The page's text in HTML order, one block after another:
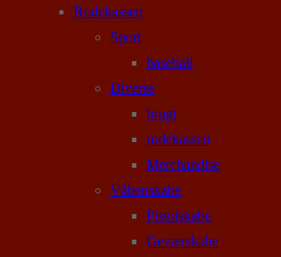
Rodekassen
Sport
baseball
Diverse
brugt
rodekassen
Merchandise
Våbenskabe
Pistolskabe
Geværskabe